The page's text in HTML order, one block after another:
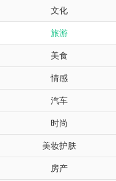
文化
旅游
美食
情感
汽车
时尚
美妆护肤
房产